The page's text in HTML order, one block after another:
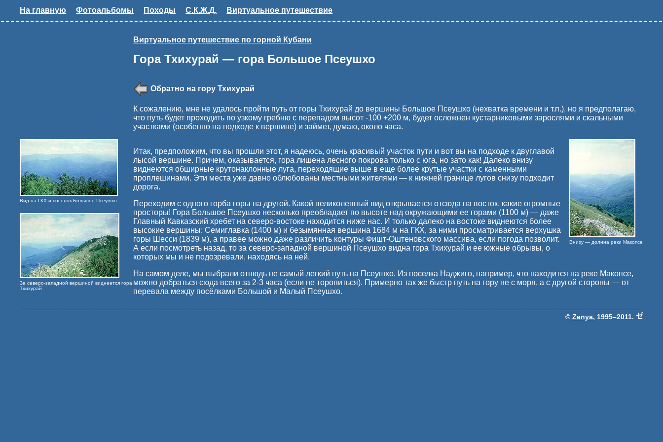
На главную Фотоальбомы Походы С.К.Ж.Д. Виртуальное путешествие
Виртуальное путешествие по горной Кубани
Гора Тхихурай — гора Большое Псеушхо
Обратно на гору Тхихурай
К сожалению, мне не удалось пройти путь от горы Тхихурай до вершины Большое Псеушхо (нехватка времени и т.п.), но я предполагаю,
что путь будет проходить по узкому гребню с перепадом высот -100 +200 м, будет осложнен кустарниковыми зарослями и скальными
участками (особенно на подходе к вершине) и займет, думаю, около часа.
Вид на ГКХ и поселок Большое Псеушхо
За северо-западной вершиной виднеется гора
Тхихурай
Внизу — долина реки Макопсе
Итак, предположим, что вы прошли этот, я надеюсь, очень красивый участок пути и вот вы на подходе к двуглавой
лысой вершине. Причем, оказывается, гора лишена лесного покрова только с юга, но зато как! Далеко внизу
виднеются обширные крутонаклонные луга, переходящие выше в еще более крутые участки с каменными
проплешинами. Эти места уже давно облюбованы местными жителями — к нижней границе лугов снизу подходит
дорога.
Переходим с одного горба горы на другой. Какой великолепный вид открывается отсюда на восток, какие огромные
просторы! Гора Большое Псеушхо несколько преобладает по высоте над окружающими ее горами (1100 м) — даже
Главный Кавказский хребет на северо-востоке находится ниже нас. И только далеко на востоке виднеются более
высокие вершины: Семиглавка (1400 м) и безымянная вершина 1684 м на ГКХ, за ними просматривается верхушка
горы Шесси (1839 м), а правее можно даже различить контуры Фишт-Оштеновского массива, если погода позволит.
А если посмотреть назад, то за северо-западной вершиной Псеушхо видна гора Тхихурай и ее южные обрывы, о
которых мы и не подозревали, находясь на ней.
На самом деле, мы выбрали отнюдь не самый легкий путь на Псеушхо. Из поселка Наджиго, например, что находится на реке Макопсе,
можно добраться сюда всего за 2-3 часа (если не торопиться). Примерно так же быстр путь на гору не с моря, а с другой стороны — от
перевала между посёлками Большой и Малый Псеушхо.
© Zenya, 1995–2011.